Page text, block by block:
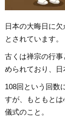
日本の大晦日に
とされています。
古くは禅宗の行
められており、日
108回という回数
すが、もともと
儀式のこと。